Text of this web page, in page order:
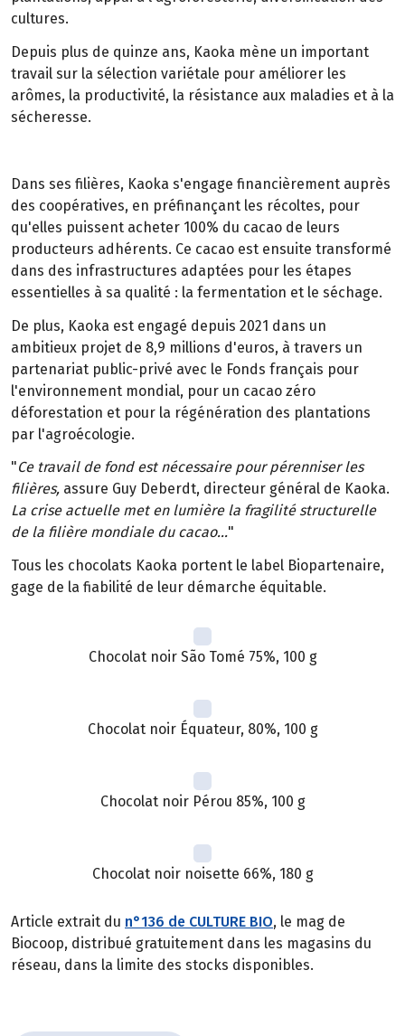
cultures.
Depuis plus de quinze ans, Kaoka mène un important
travail sur la sélection variétale pour améliorer les
arômes, la productivité, la résistance aux maladies et à la
sécheresse.
Dans ses filières, Kaoka s'engage financièrement auprès
des coopératives, en préfinançant les récoltes, pour
qu'elles puissent acheter 100% du cacao de leurs
producteurs adhérents. Ce cacao est ensuite transformé
dans des infrastructures adaptées pour les étapes
essentielles à sa qualité : la fermentation et le séchage.
De plus, Kaoka est engagé depuis 2021 dans un
ambitieux projet de 8,9 millions d'euros, à travers un
partenariat public-privé avec le Fonds français pour
l'environnement mondial, pour un cacao zéro
déforestation et pour la régénération des plantations
par l'agroécologie.
"Ce travail de fond est nécessaire pour pérenniser les
filières, assure Guy Deberdt, directeur général de Kaoka.
La crise actuelle met en lumière la fragilité structurelle
de la filière mondiale du cacao..."
Tous les chocolats Kaoka portent le label Biopartenaire,
gage de la fiabilité de leur démarche équitable.
Chocolat noir São Tomé 75%, 100 g
Chocolat noir Équateur, 80%, 100 g
Chocolat noir Pérou 85%, 100 g
Chocolat noir noisette 66%, 180 g
Article extrait du n°136 de CULTURE BIO, le mag de
Biocoop, distribué gratuitement dans les magasins du
réseau, dans la limite des stocks disponibles.